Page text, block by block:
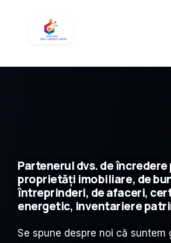
Partenerul dvs. de
proprietăți imobiliare, de
întreprinderi, de afaceri,
energetic, inventariere
Se spune despre noi că